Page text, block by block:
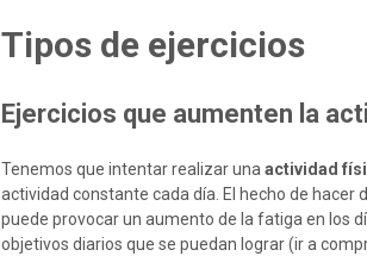
Tipos de ejercicios
Ejercicios que aumenten la
Tenemos que intentar realizar una actividad
actividad constante cada día. El hecho de
puede provocar un aumento de la fatiga en los
objetivos diarios que se puedan lograr (ir a